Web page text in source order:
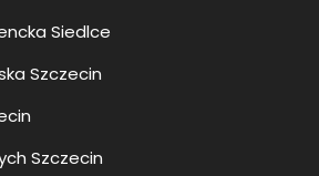
Siedlce
Szczecin
Szczecin